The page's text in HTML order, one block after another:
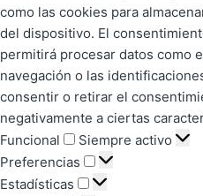
como las cookies para
del dispositivo. El
permitirá procesar datos como
navegación o las
consentir o retirar el
negativamente a ciertas
Funcional
Siempre activo
Preferencias
Estadísticas